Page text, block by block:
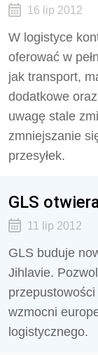
16 lip 2012
W logistyce
oferować w
jak transport,
dodatkowe
uwagę stale
zmniejszanie
przesyłek.
GLS
11 lip 2012
GLS buduje
Jihlavie.
wzmocni
logistycznego.